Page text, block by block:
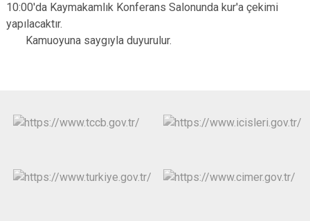
Kumlu
10:00'da Kaymakamlık Konferans Salonunda kur'a çekimi
yapılacaktır.
Kamuoyuna saygıyla duyurulur.